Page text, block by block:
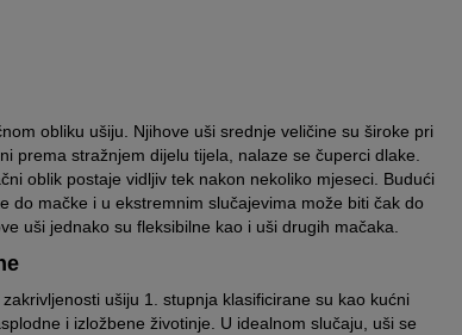
obliku ušiju. Njihove uši srednje veličine su široke pri
prema stražnjem dijelu tijela, nalaze se čuperci dlake.
oblik postaje vidljiv tek nakon nekoliko mjeseci. Budući
do mačke i u ekstremnim slučajevima može biti čak do
uši jednako su fleksibilne kao i uši drugih mačaka.
ušiju 1. stupnja klasificirane su kao kućni
i izložbene životinje. U idealnom slučaju, uši se